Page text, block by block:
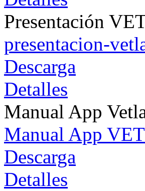
Presentación
presentacion-
Descarga
Detalles
Manual App
Manual App
Descarga
Detalles